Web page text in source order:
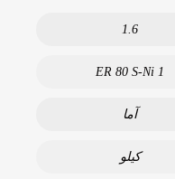
1.6
ER 80 S-Ni 1
آما
کیلو